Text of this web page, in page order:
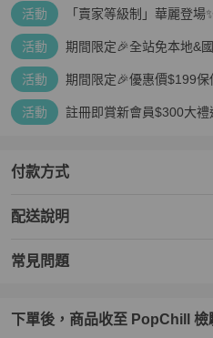
活動 「賣家等級制」華麗登場
活動 期間限定🎉全站免本地&
活動 期間限定🎉優惠價$199保
活動 註冊即賞新會員$300大禮
付款方式
配送說明
常見問題
下單後，商品收至 PopChill 檢